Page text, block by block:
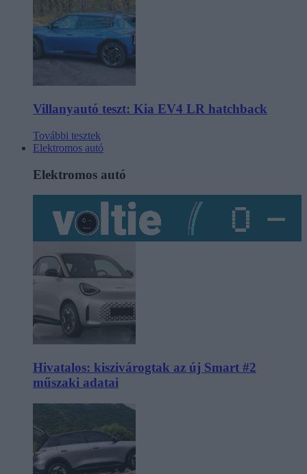
Villanyautó teszt: Kia EV4 LR hatchback
További tesztek
Elektromos autó
Elektromos autó
Hivatalos: kiszivárogtak az új Smart #2
műszaki adatai